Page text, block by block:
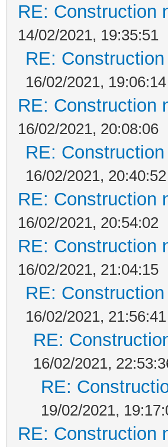
RE: Construction
14/02/2021, 19:35:51
RE:
16/02/2021, 19:06:14
RE: Construction
16/02/2021, 20:08:06
RE:
16/02/2021, 20:40:52
RE: Construction
16/02/2021, 20:54:02
RE: Construction
16/02/2021, 21:04:15
RE:
16/02/2021, 21:56:41
RE:
16/02/2021,
RE:
19/02/2021,
RE: Construction